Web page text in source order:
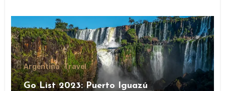
Argentina Travel
Go List 2023: Puerto Iguazú